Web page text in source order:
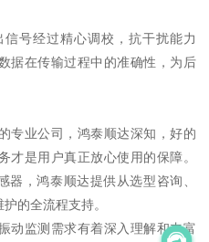
信号经过精心调校，抗干扰能力
据在传输过程中的准确性，为后
专业公司，鸿泰顺达深知，好的
才是用户真正放心使用的保障。
器，鸿泰顺达提供从选型咨询、
的全流程支持。
动监测需求有着深入理解和丰富